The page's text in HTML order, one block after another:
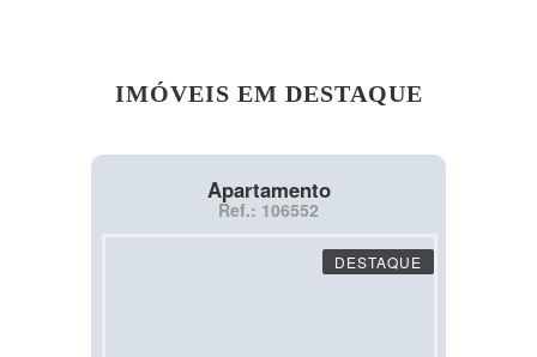
IMÓVEIS EM DESTAQUE
Apartamento
Ref.: 106552
DESTAQUE